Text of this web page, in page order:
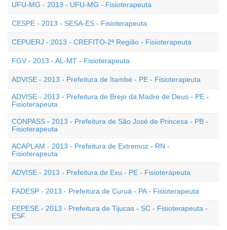
UFU-MG - 2013 - UFU-MG - Fisioterapeuta
CESPE - 2013 - SESA-ES - Fisioterapeuta
CEPUERJ - 2013 - CREFITO-2ª Região - Fisioterapeuta
FGV - 2013 - AL-MT - Fisioterapeuta
ADVISE - 2013 - Prefeitura de Itambé - PE - Fisioterapeuta
ADVISE - 2013 - Prefeitura de Brejo da Madre de Deus - PE -
Fisioterapeuta
CONPASS - 2013 - Prefeitura de São José de Princesa - PB -
Fisioterapeuta
ACAPLAM - 2013 - Prefeitura de Extremoz - RN -
Fisioterapeuta
ADVISE - 2013 - Prefeitura de Exu - PE - Fisioterapeuta
FADESP - 2013 - Prefeitura de Curuá - PA - Fisioterapeuta
FEPESE - 2013 - Prefeitura de Tijucas - SC - Fisioterapeuta -
ESF